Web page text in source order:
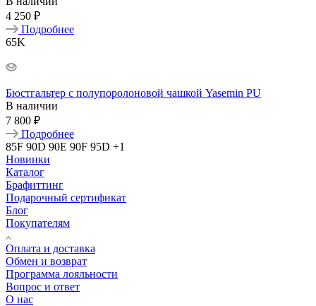
4 250 ₽
Подробнее
65K
Бюстгальтер с полупоролоновой чашкой Yasemin PU
В наличии
7 800 ₽
Подробнее
85F 90D 90E 90F 95D +1
Новинки
Каталог
Брафиттинг
Подарочный сертификат
Блог
Покупателям
Оплата и доставка
Обмен и возврат
Программа лояльности
Вопрос и ответ
О нас